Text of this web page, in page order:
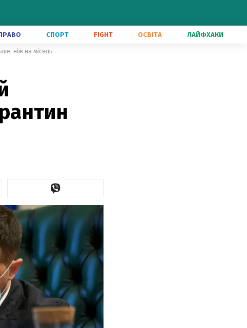
СПОРТ FIGHT ОСВІТА ЛАЙФХАКИ
ніж на місяць